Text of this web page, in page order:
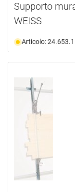
Supporto
WEISS
Articolo: